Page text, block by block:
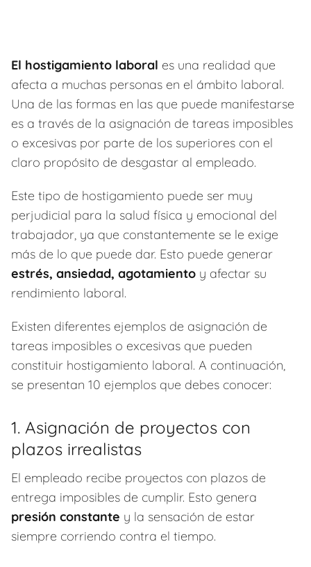
El hostigamiento laboral es una realidad que
afecta a muchas personas en el ámbito laboral.
Una de las formas en las que puede manifestarse
es a través de la asignación de tareas imposibles
o excesivas por parte de los superiores con el
claro propósito de desgastar al empleado.
Este tipo de hostigamiento puede ser muy
perjudicial para la salud física y emocional del
trabajador, ya que constantemente se le exige
más de lo que puede dar. Esto puede generar
estrés, ansiedad, agotamiento y afectar su
rendimiento laboral.
Existen diferentes ejemplos de asignación de
tareas imposibles o excesivas que pueden
constituir hostigamiento laboral. A continuación,
se presentan 10 ejemplos que debes conocer:
1. Asignación de proyectos con
plazos irrealistas
El empleado recibe proyectos con plazos de
entrega imposibles de cumplir. Esto genera
presión constante y la sensación de estar
siempre corriendo contra el tiempo.